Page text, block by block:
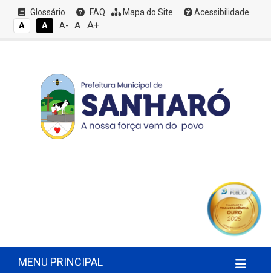
Glossário FAQ Mapa do Site
Acessibilidade
A
A A- A A+
MENU PRINCIPAL